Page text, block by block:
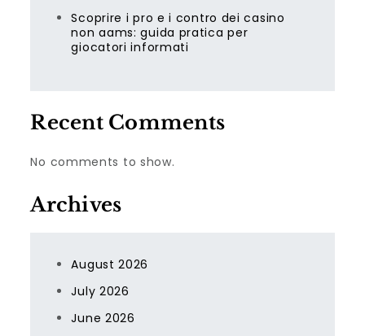
Scoprire i pro e i contro dei casino
non aams: guida pratica per
giocatori informati
Recent Comments
No comments to show.
Archives
August 2026
July 2026
June 2026